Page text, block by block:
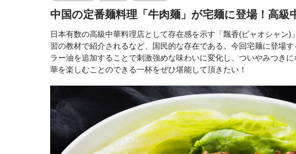
中国の定番麺料理「牛肉麺」が宅麺に登場！高級
日本有数の高級中華料理店として存在感を示す「飄香(ピャオシャ
習の教材で紹介されるなど、国民的な存在である。今回宅麺に登場
ラー油を追加することで刺激強めな味わいに変化し、ついやみつき
華を楽しむことのできる一杯をぜひ堪能して頂きたい！